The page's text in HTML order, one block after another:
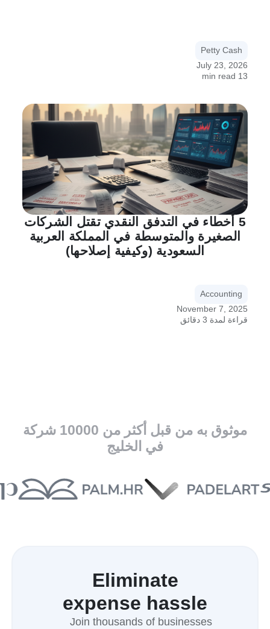
Petty Cash
July 23, 2026
13 min read
5 أخطاء في التدفق النقدي تقتل الشركات
الصغيرة والمتوسطة في المملكة العربية
السعودية (وكيفية إصلاحها)
Accounting
November 7, 2025
قراءة لمدة 3 دقائق
موثوق به من قبل أكثر من 10000 شركة
في الخليج
Eliminate
expense hassle
Join thousands of businesses